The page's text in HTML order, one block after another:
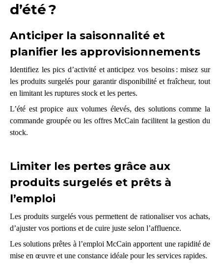
d’été ?
Anticiper la saisonnalité et
planifier les approvisionnements
Identifiez les pics d’activité et anticipez vos besoins : misez sur
les produits surgelés pour garantir disponibilité et fraîcheur, tout
en limitant les ruptures stock et les pertes.
L’été est propice aux volumes élevés, des solutions comme la
commande groupée ou les offres McCain facilitent la gestion du
stock.
Limiter les pertes grâce aux
produits surgelés et prêts à
l’emploi
Les produits surgelés vous permettent de rationaliser vos achats,
d’ajuster vos portions et de cuire juste selon l’affluence.
Les solutions prêtes à l’emploi McCain apportent une rapidité de
mise en œuvre et une constance idéale pour les services rapides.